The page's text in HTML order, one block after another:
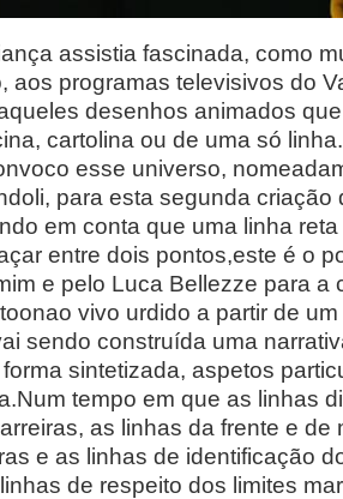
assistia fascinada, como
aos programas televisivos do
desenhos animados
cartolina ou de uma só
esse universo,
para esta segunda criação
em conta que uma linha
entre dois pontos,este é o
e pelo Luca Bellezze para a
vivo urdido a partir de
sendo construída uma
sintetizada, aspetos
tempo em que as linhas
as linhas da frente e de
e as linhas de identificação
de respeito dos limites